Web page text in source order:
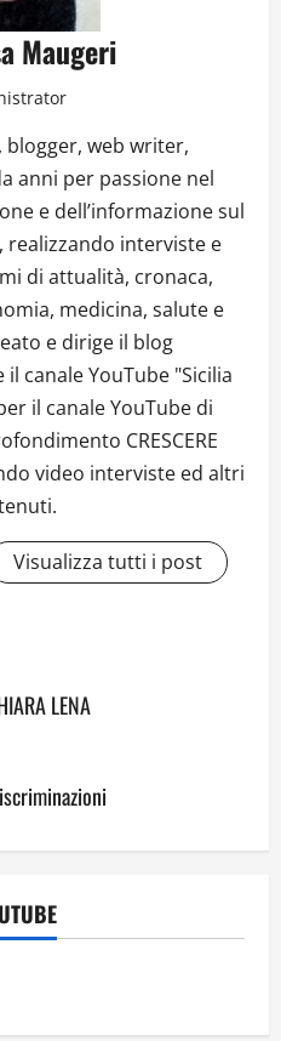
Maugeri
blogger, web writer,
anni per passione nel
e dell’informazione sul
interviste e
di attualità, cronaca,
medicina, salute e
e dirige il blog
canale YouTube "Sicilia
il canale YouTube di
CRESCERE
video interviste ed altri
Visualizza tutti i post
LENA